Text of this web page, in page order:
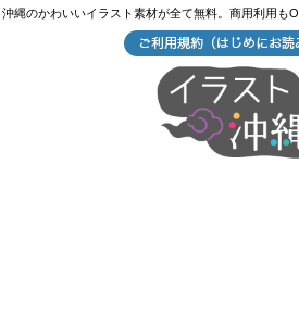
沖縄のかわいいイラスト素材が全て無料。商用利用も